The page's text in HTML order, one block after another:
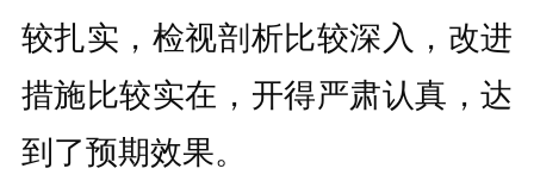
较扎实，检视剖析比较深入，改进
措施比较实在，开得严肃认真，达
到了预期效果。